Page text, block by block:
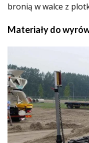
bronią w walce z
Materiały do